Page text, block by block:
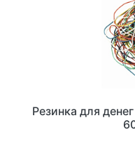
Резинка для